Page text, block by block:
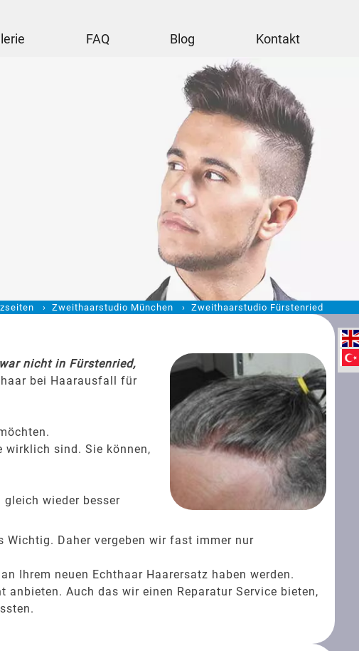
FAQ Blog Kontakt
Zweithaarstudio München Zweithaarstudio Fürstenried
nicht in Fürstenried,
bei Haarausfall für
wirklich sind. Sie können,
wieder besser
Daher vergeben wir fast immer nur
Ihrem neuen Echthaar Haarersatz haben werden.
Auch das wir einen Reparatur Service bieten,